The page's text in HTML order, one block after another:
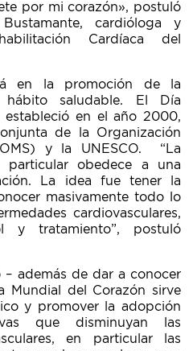
por mi corazón», postuló
cardióloga y
Cardíaca del
en la promoción de la
saludable. El Día
estableció en el año 2000,
de la Organización
y la UNESCO. “La
obedece a una
La idea fue tener la
masivamente todo lo
cardiovasculares,
y tratamiento”, postuló
además de dar a conocer
Mundial del Corazón sirve
y promover la adopción
que disminuyan las
en particular las